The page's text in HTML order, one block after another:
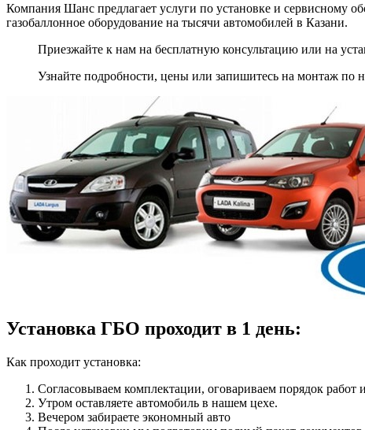
Компания Шанс предлагает услуги по установке и сервисному
газобаллонное оборудование на тысячи автомобилей в Казани.
Приезжайте к нам на бесплатную консультацию или на
Узнайте подробности, цены или запишитесь на монтаж по
Установка ГБО проходит в 1 день:
Как проходит установка:
Согласовываем комплектации, оговариваем порядок работ
Утром оставляете автомобиль в нашем цехе.
Вечером забираете экономный авто